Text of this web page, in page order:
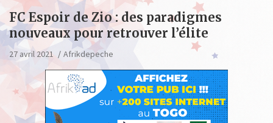
FC Espoir de Zio : des paradigmes
nouveaux pour retrouver l’élite
27 avril 2021 Afrikdepeche